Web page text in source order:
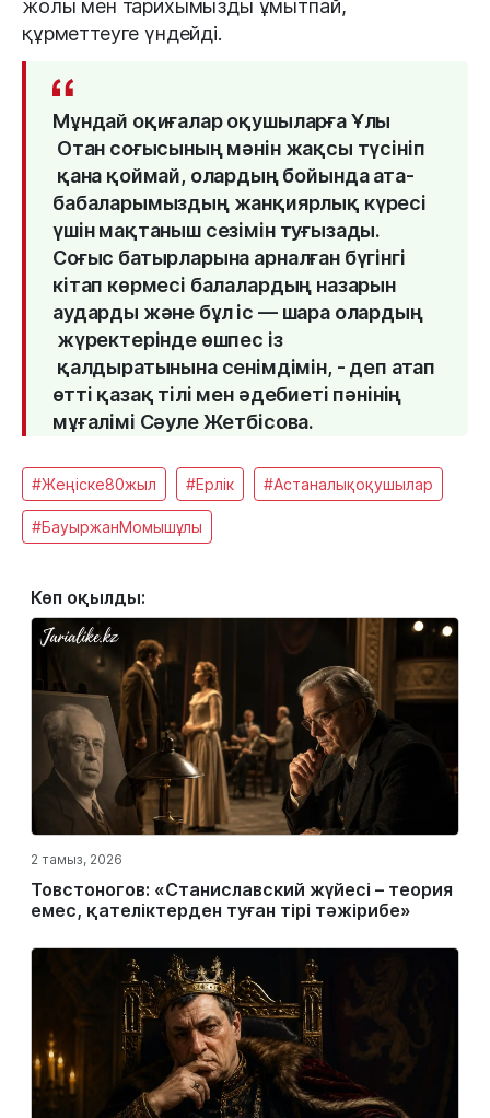
жолы мен
құрметтеуге үндейді.
Мұндай оқиғалар оқушыларғаҰлы
Отан соғысының мәнін жақсы түсініп
қана қоймай, олардың бойында ата-
бабаларымыздың жанқиярлық күресі
үшін мақтаныш сезімін туғызады.
Соғыс батырларына арналған
кітап көрмесі балалардың назарын
аударды және бұл іс — шара олардың
жүректерінде өшпес із
қалдыратынына сенімдімін, -
өтті қазақ тілі мен әдебиеті
мұғалімі Сәуле Жетбісова.
#Жеңіске80жыл #Ерлік #Астаналықоқушылар
#БауыржанМомышұлы
Көп оқылды:
2 тамыз, 2026
Товстоногов: «Станиславский жүйесі – теория
емес, қателіктерден туған тірі тәжірибе»